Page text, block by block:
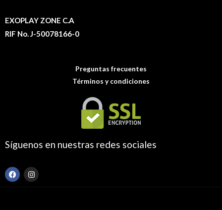
EXOPLAY ZONE C.A
RIF No. J-50078166-0
Preguntas frecuentes
Términos y condiciones
Síguenos en nuestras redes sociales
F
a
I
n